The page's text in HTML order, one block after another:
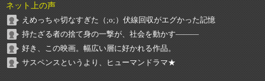
ネット上の声
えめっちゃ切なすぎた（;о;）伏線回収がエグかった記憶
持たざる者の捨て身の一撃が、社会を動かす―――
好き、この映画。幅広い層に好かれる作品。
サスペンスというより、ヒューマンドラマ★